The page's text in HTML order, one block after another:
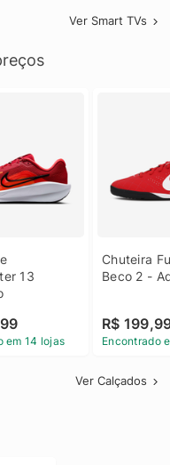
Ver Smart TVs
13
em 14 lojas
Chuteira
Beco 2 -
R$
Encontrado
Ver Calçados